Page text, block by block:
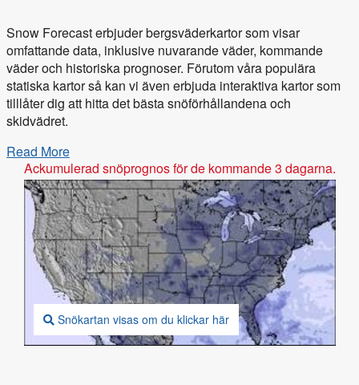
Snow Forecast erbjuder bergsväderkartor som visar
omfattande data, inklusive nuvarande väder, kommande
väder och historiska prognoser. Förutom våra populära
statiska kartor så kan vi även erbjuda interaktiva kartor som
tilllåter dig att hitta det bästa snöförhållandena och
skidvädret.
Read More
Ackumulerad snöprognos för de kommande 3 dagarna.
Snökartan visas om du klickar här